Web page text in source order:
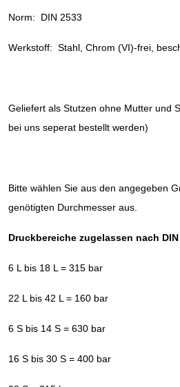
Norm: DIN 2533
Werkstoff: Stahl, Chrom (VI)-frei,
Geliefert als Stutzen ohne Mutter und
bei uns seperat bestellt werden)
Bitte wählen Sie aus den angegeben
genötigten Durchmesser aus.
Druckbereiche zugelassen nach DIN
6 L bis 18 L = 315 bar
22 L bis 42 L = 160 bar
6 S bis 14 S = 630 bar
16 S bis 30 S = 400 bar